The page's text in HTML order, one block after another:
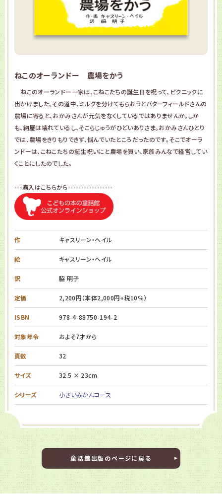
ねこのオーランドー 農場をかう
ねこのオーランドー一家は、こねこたちの誕生日を祝って、ピクニックに
出かけました。その道中、ミルクを分けてもらおうとバターフィールドさんの
農場に寄ると、おかみさんが元気をなくしているではありませんか。しか
も、納屋は壊れているし、そこらじゅうがひどいありさま。おかみさんひとり
では、農場をきりもりできず、悩んでいたところだったのです。そこでオーラ
ンドーは、こねこたちの誕生祝いにと農場を買い、家族みんなで経営してい
くことにしたのでした。
---購入はこちらから-----------------
作 キャスリーン・ヘイル
絵 キャスリーン・ヘイル
訳 脇 明子
定価 2,200円（本体2,000円+税10％）
ISBN 978-4-88750-194-2
対象年令 およそ7才から
頁数 32
サイズ 32.5 × 23cm
シリーズ 小さいみかんコース
童話館出版のページに戻る